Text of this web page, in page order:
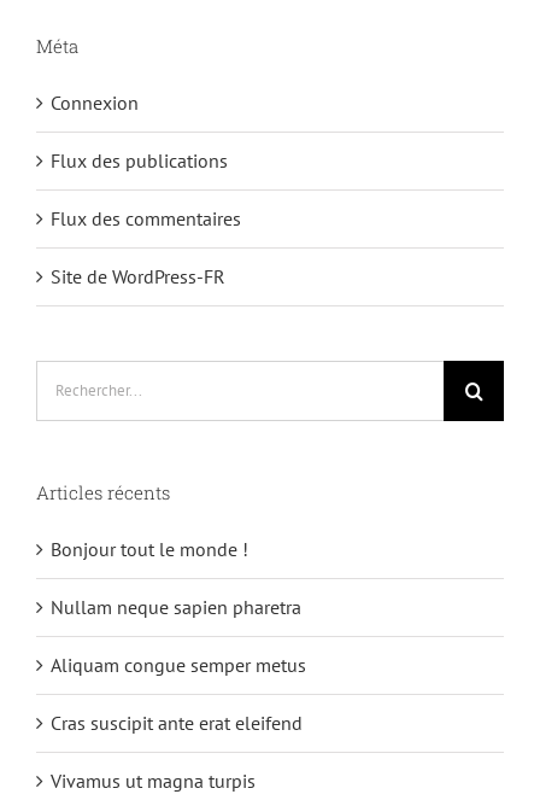
Méta
Connexion
Flux des publications
Flux des commentaires
Site de WordPress-FR
Articles récents
Bonjour tout le monde !
Nullam neque sapien pharetra
Aliquam congue semper metus
Cras suscipit ante erat eleifend
Vivamus ut magna turpis